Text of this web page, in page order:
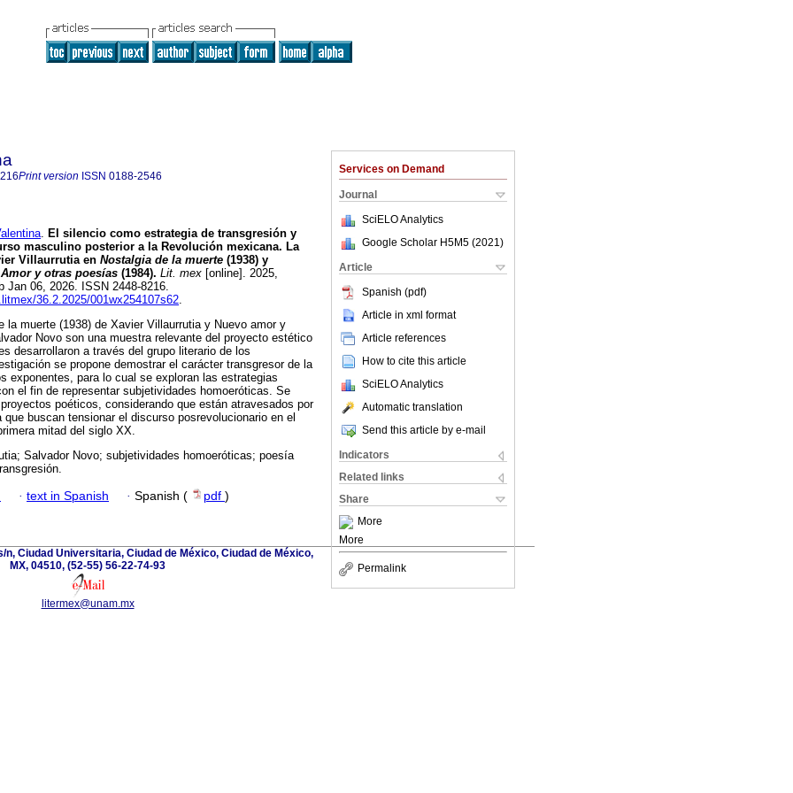
Services on Demand
Journal
SciELO Analytics
Google Scholar H5M5 (2021 )
Article
Spanish (pdf)
Article in xml format
Article references
How to cite this article
SciELO Analytics
Automatic translation
Send this article by e-mail
Indicators
Related links
Share
More
More
Permalink
Print version ISSN 0188-2546
. El silencio como estrategia de transgresión y
masculino posterior a la Revolución mexicana. La
Villaurrutia en Nostalgia de la muerte (1938) y
y otras poesías (1984). Lit. mex [online]. 2025,
06, 2026. ISSN 2448-8216.
36.2.2025/001wx254107s62.
la muerte (1938) de Xavier Villaurrutia y Nuevo amor y
Novo son una muestra relevante del proyecto estético
desarrollaron a través del grupo literario de los
se propone demostrar el carácter transgresor de la
exponentes, para lo cual se exploran las estrategias
el fin de representar subjetividades homoeróticas. Se
poéticos, considerando que están atravesados por
buscan tensionar el discurso posrevolucionario en el
mitad del siglo XX.
Salvador Novo; subjetividades homoeróticas; poesía
· text in Spanish · Spanish ( pdf )
n, Ciudad Universitaria, Ciudad de México, Ciudad de México,
MX, 04510, (52-55) 56-22-74-93
litermex@unam.mx